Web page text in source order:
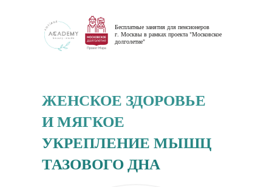
ЖЕНСКОЕ ЗДОРОВЬЕ
И МЯГКОЕ
УКРЕПЛЕНИЕ МЫШЦ
ТАЗОВОГО ДНА
Бесплатные занятия для пенсионеров
г. Москвы в рамках проекта "Московское
долголетие"